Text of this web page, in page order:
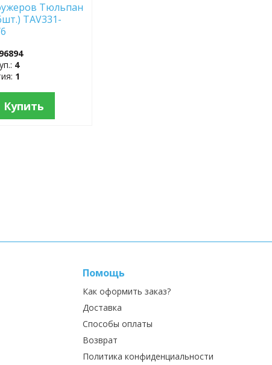
Тюльпан
TAV331-
96894
4
1
Купить
Помощь
Как оформить заказ?
Доставка
Способы оплаты
Возврат
Политика конфиденциальности